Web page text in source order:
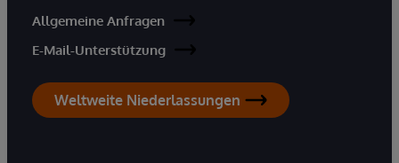
Allgemeine Anfragen
E-Mail-Unterstützung
Weltweite Niederlassungen